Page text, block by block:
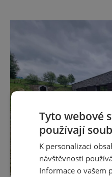
některé události
Tyto webové
používají
K personalizaci
návštěvnosti
Informace o vašem